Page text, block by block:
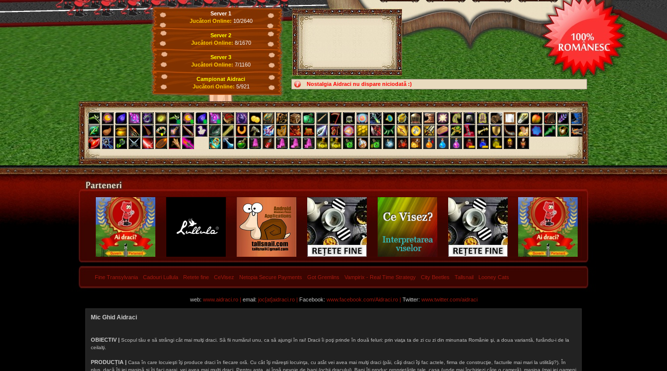
Nostalgia Aidraci nu dispare niciodată :)
Server 1
Jucători Online: 10/2640
Server 2
Jucători Online: 8/1670
Server 3
Jucători Online: 7/1160
Campionat Aidraci
Jucători Online: 5/921
Fine Transylvania Cadouri Lullula Retete fine CeVisez Netopia Secure Payments Got Gremlins Vampirix - Real Time Strategy City Beetles Tallsnail Looney Cats
web: www.aidraci.ro | email: joc[at]aidraci.ro | Facebook: www.facebook.com/Aidraci.ro| Twitter: www.twitter.com/aidraci
Mic Ghid Aidraci
OBIECTIV | Scopul tău e să strângi cât mai mulţi draci. Să fii numărul unu, ca să ajungi în rai! Dracii îi poţi prinde în două feluri: prin viaţa ta de zi cu zi din minunata Românie şi, a doua variantă, furându-i de la
ceilalţi.
PRODUCȚIA | Casa în care locuieşti îţi produce draci în fiecare oră. Cu cât îţi măreşti locuinţa, cu atât vei avea mai mulţi draci (păi, câţi draci îţi fac actele, firma de construcţie, facturile mai mari la utilităţi?). În
plus, dacă îţi iei maşină şi îţi faci garaj, vei avea mai mulţi draci. Pentru asta, ai însă nevoie de bani (ochii dracului). Bani îţi produc proprietăţile tale, casa (unde mai închiriezi câte o cameră), maşina (mai iei oameni